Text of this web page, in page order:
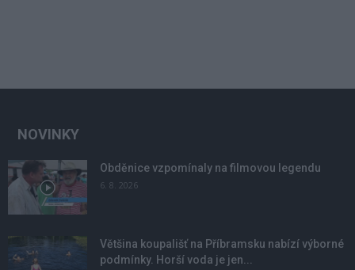
NOVINKY
Obděnice vzpomínaly na filmovou legendu
6. 8. 2026
Většina koupališť na Příbramsku nabízí výborné
podmínky. Horší voda je jen...